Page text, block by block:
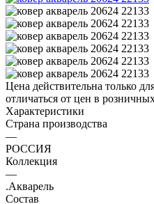
Цена действительна только
отличаться от цен в
Характеристики
Страна производства
—
РОССИЯ
Коллекция
—
.Акварель
Состав